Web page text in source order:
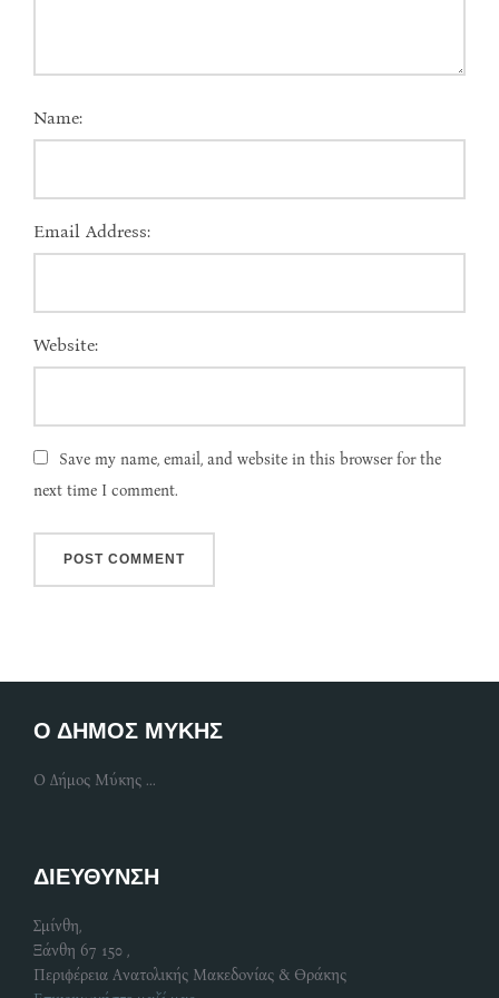
Name:
Email Address:
Website:
Save my name, email, and website in this browser for the
next time I comment.
Ο ΔΗΜΟΣ ΜΥΚΗΣ
Ο Δήμος Μύκης ...
ΔΙΕΥΘΥΝΣΗ
Σμίνθη,
Ξάνθη 67 150 ,
Περιφέρεια Ανατολικής Μακεδονίας & Θράκης